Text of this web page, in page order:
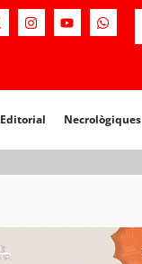
Editorial Necrològiques
Necrològiques